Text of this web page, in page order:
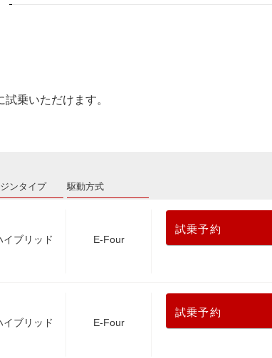
乗いただけます。
ンタイプ 駆動方式
イブリッド E-Four
試乗予約
イブリッド E-Four
試乗予約